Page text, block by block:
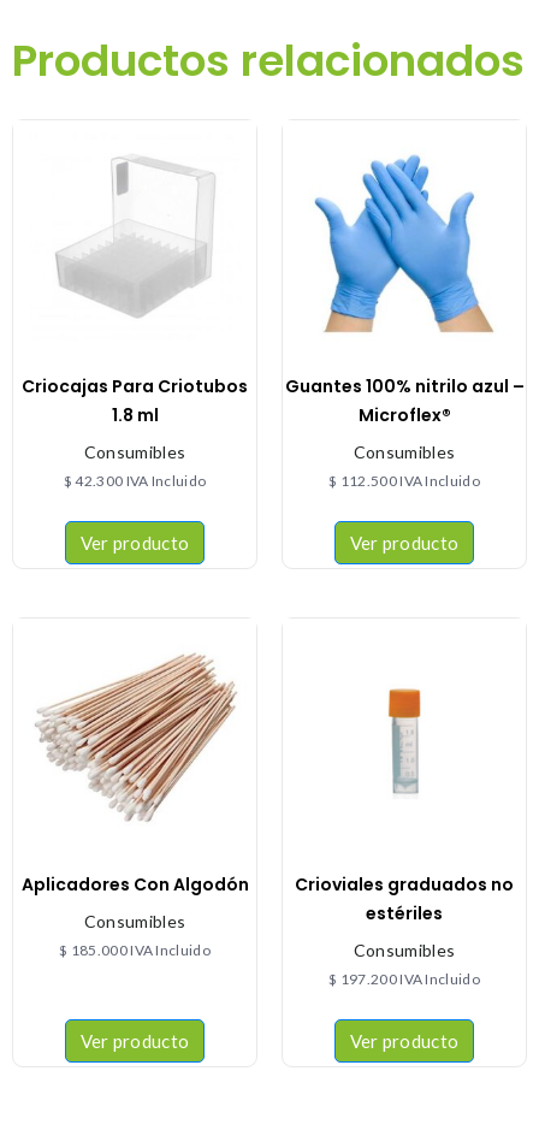
Productos relacionados
Criocajas Para Criotubos
1.8 ml
Consumibles
$ 42.300 IVA Incluido
Ver producto
Guantes 100% nitrilo azul –
Microflex®
Consumibles
$ 112.500IVA Incluido
Ver producto
Aplicadores Con Algodón
Consumibles
$ 185.000IVA Incluido
Ver producto
Crioviales graduados no
estériles
Consumibles
$ 197.200IVA Incluido
Ver producto